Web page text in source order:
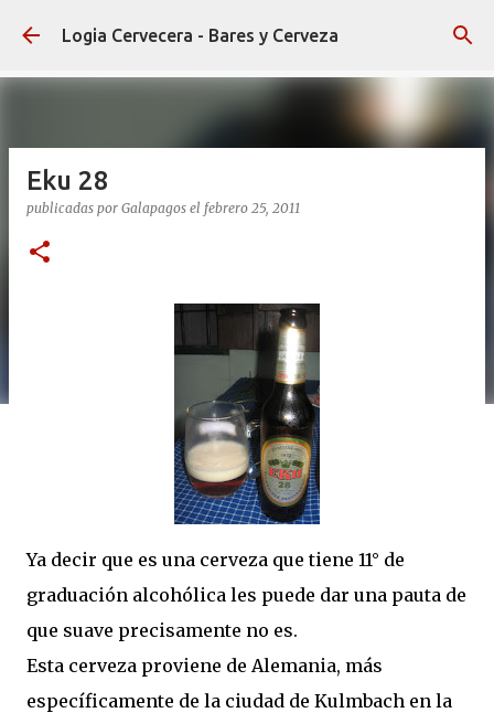
Ir al contenido principal
Logia Cervecera - Bares y Cerveza
Eku 28
publicadas por Galapagos el febrero 25, 2011
Ya decir que es una cerveza que tiene 11° de
graduación alcohólica les puede dar una pauta de
que suave precisamente no es.
Esta cerveza proviene de Alemania, más
específicamente de la ciudad de Kulmbach en la